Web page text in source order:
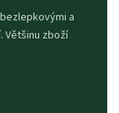
a
Většinu zboží